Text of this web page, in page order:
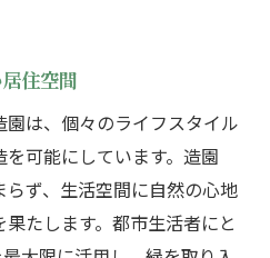
住空間
は、個々のライフスタイル
可能にしています。造園
ず、生活空間に自然の心地
たします。都市生活者にと